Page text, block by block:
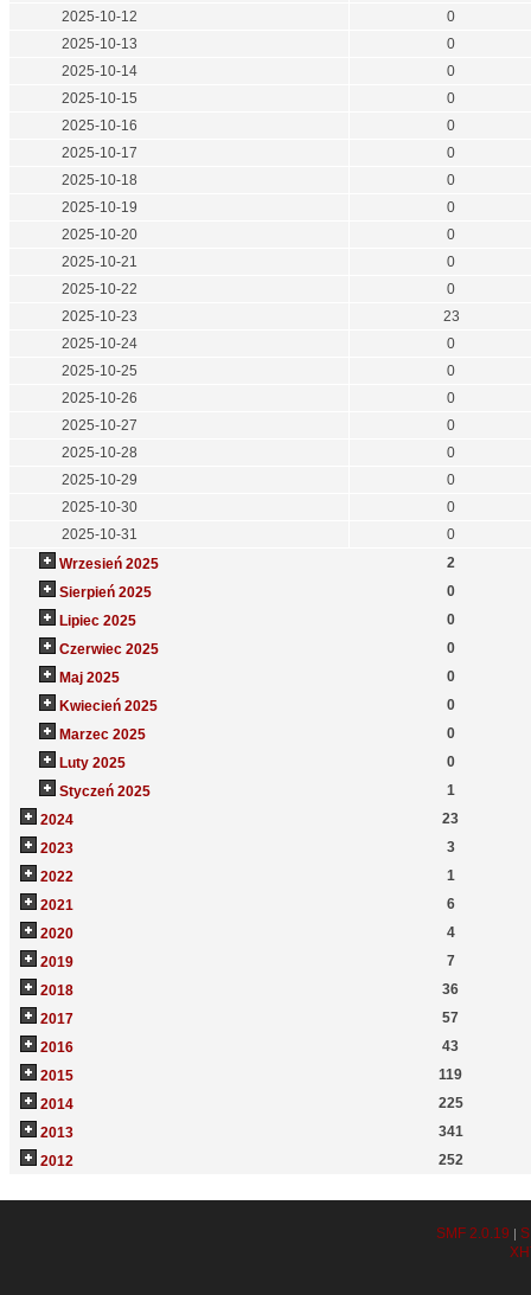
2025-10-12
0
2025-10-13
0
2025-10-14
0
2025-10-15
0
2025-10-16
0
2025-10-17
0
2025-10-18
0
2025-10-19
0
2025-10-20
0
2025-10-21
0
2025-10-22
0
2025-10-23
23
2025-10-24
0
2025-10-25
0
2025-10-26
0
2025-10-27
0
2025-10-28
0
2025-10-29
0
2025-10-30
0
2025-10-31
0
Wrzesień 2025
2
Sierpień 2025
0
Lipiec 2025
0
Czerwiec 2025
0
Maj 2025
0
Kwiecień 2025
0
Marzec 2025
0
Luty 2025
0
Styczeń 2025
1
2024
23
2023
3
2022
1
2021
6
2020
4
2019
7
2018
36
2017
57
2016
43
2015
119
2014
225
2013
341
2012
252
SMF 2.0.19